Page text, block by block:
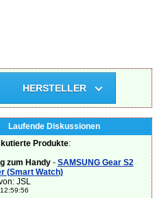
HERSTELLER
Laufende Diskussionen
Produkte:
zum Handy- SAMSUNG Gear S2
(Smart Watch)
JSL